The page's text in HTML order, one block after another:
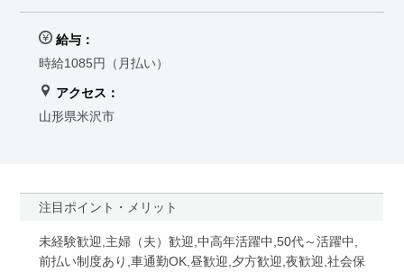
給与：
時給1085円（月払い）
アクセス：
山形県米沢市
注目ポイント・メリット
未経験歓迎,主婦（夫）歓迎,中高年活躍中,50代～活躍中,
前払い制度あり,車通勤OK,昼歓迎,夕方歓迎,夜歓迎,社会保